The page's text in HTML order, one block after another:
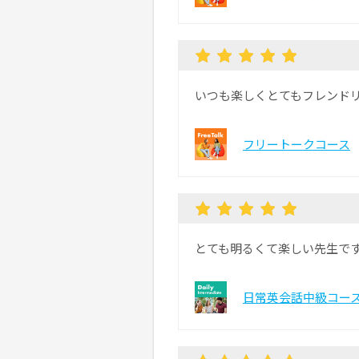
いつも楽しくとてもフレンド
フリートークコース
とても明るくて楽しい先生で
日常英会話中級コー